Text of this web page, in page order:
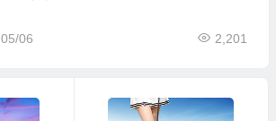
05/06 2,201